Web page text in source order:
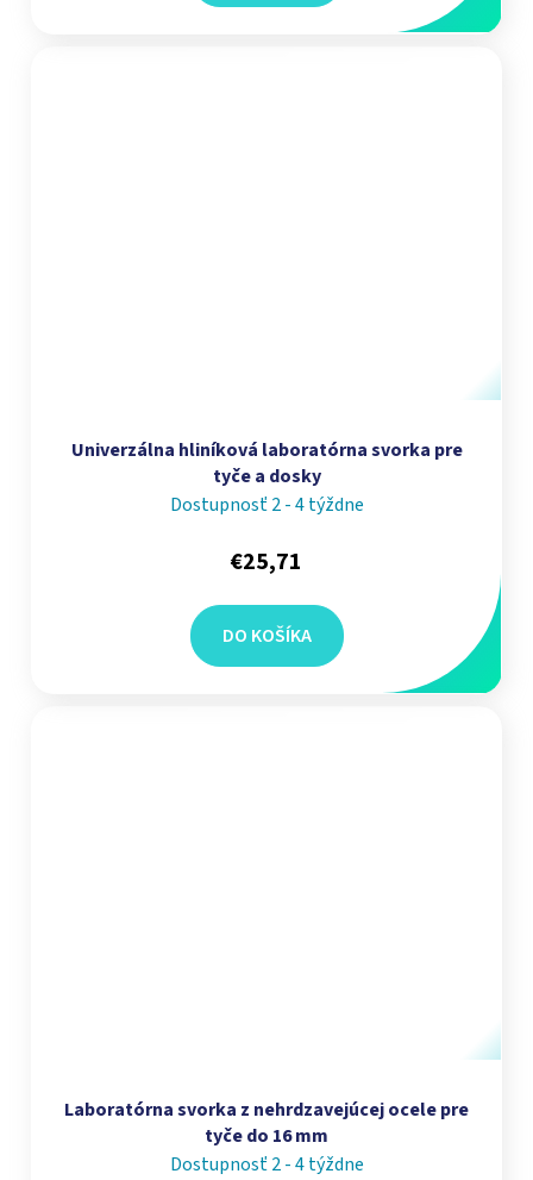
Univerzálna hliníková laboratórna svorka pre
tyče a dosky
Dostupnosť 2 - 4 týždne
€25,71
DO KOŠÍKA
Laboratórna svorka z nehrdzavejúcej ocele pre
tyče do 16 mm
Dostupnosť 2 - 4 týždne